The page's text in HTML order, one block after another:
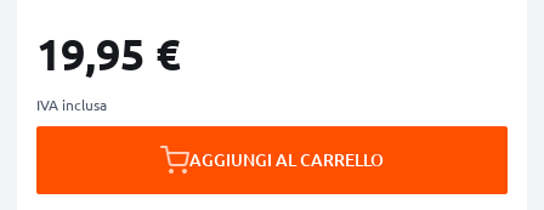
19,95 €
IVA inclusa
AGGIUNGI AL CARRELLO